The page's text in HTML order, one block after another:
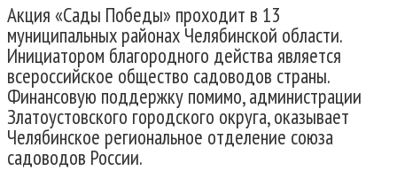
Акция «Сады Победы» проходит в 13
муниципальных районах Челябинской области.
Инициатором благородного действа является
всероссийское общество садоводов страны.
Финансовую поддержку помимо, администрации
Златоустовского городского округа, оказывает
Челябинское региональное отделение союза
садоводов России.